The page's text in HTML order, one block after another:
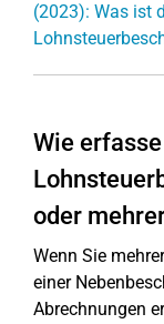
(2023): Was ist
Wie
oder
Wenn Sie
einer
Abrechnungen